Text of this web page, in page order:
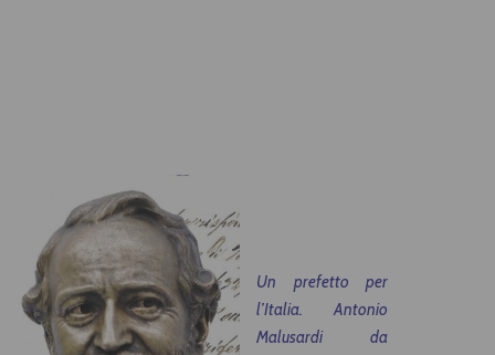
Un prefetto per
l’Italia. Antonio
Malusardi da